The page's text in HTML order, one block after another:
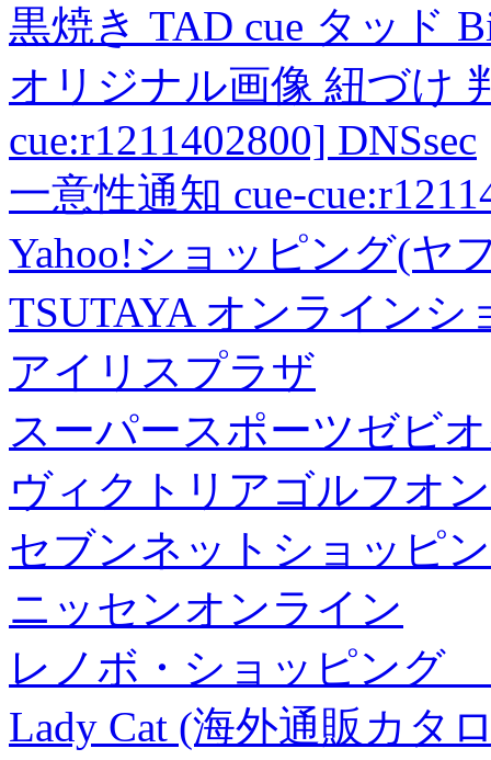
黒焼き TAD cue タッド
オリジナル画像 紐づけ
cue:r1211402800] DNSsec
一意性通知 cue-
Yahoo!ショッピング(ヤ
TSUTAYA オンラインシ
アイリスプラザ
スーパースポーツゼビ
ヴィクトリアゴルフオ
セブンネットショッピ
ニッセンオンライン
レノボ・ショッピング
Lady Cat (海外通販カタ